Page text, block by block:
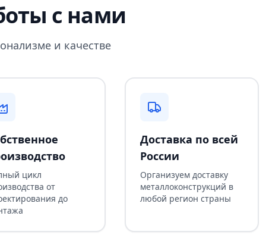
с нами
и качестве
цикл
от
до
Доставка по всей
России
Организуем доставку
металлоконструкций в
любой регион страны